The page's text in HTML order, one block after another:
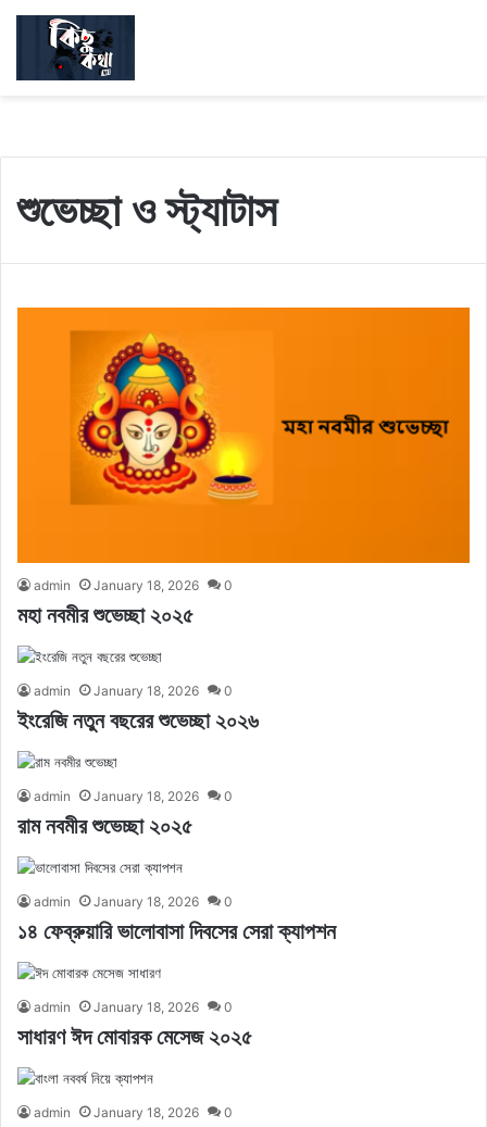
শুভেচ্ছা ও স্ট্যাটাস
admin January 18, 2026 0
মহা নবমীর শুভেচ্ছা ২০২৫
admin January 18, 2026 0
ইংরেজি নতুন বছরের শুভেচ্ছা ২০২৬
admin January 18, 2026 0
রাম নবমীর শুভেচ্ছা ২০২৫
admin January 18, 2026 0
১৪ ফেব্রুয়ারি ভালোবাসা দিবসের সেরা ক্যাপশন
admin January 18, 2026 0
সাধারণ ঈদ মোবারক মেসেজ ২০২৫
admin January 18, 2026 0